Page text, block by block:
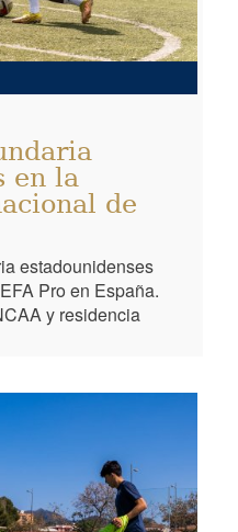
en la
de
estadounidenses
Pro en España.
y residencia